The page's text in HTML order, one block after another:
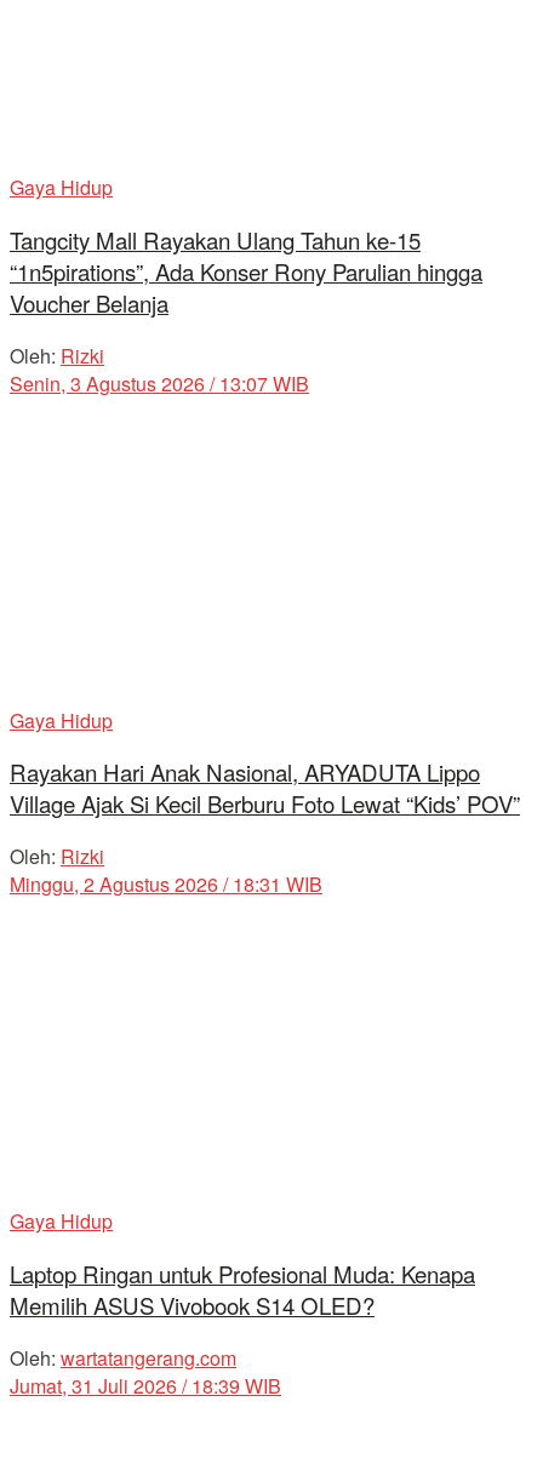
Gaya Hidup
Tangcity Mall Rayakan Ulang Tahun ke-15
“1n5pirations”, Ada Konser Rony Parulian hingga
Voucher Belanja
Oleh: Rizki
Senin, 3 Agustus 2026 / 13:07 WIB
Gaya Hidup
Rayakan Hari Anak Nasional, ARYADUTA Lippo
Village Ajak Si Kecil Berburu Foto Lewat “Kids’ POV”
Oleh: Rizki
Minggu, 2 Agustus 2026 / 18:31 WIB
Gaya Hidup
Laptop Ringan untuk Profesional Muda: Kenapa
Memilih ASUS Vivobook S14 OLED?
Oleh: wartatangerang.com
Jumat, 31 Juli 2026 / 18:39 WIB